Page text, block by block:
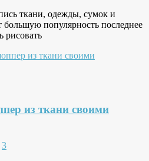
ткани, одежды, сумок и
большую популярность последнее
рисовать
из ткани своими
3